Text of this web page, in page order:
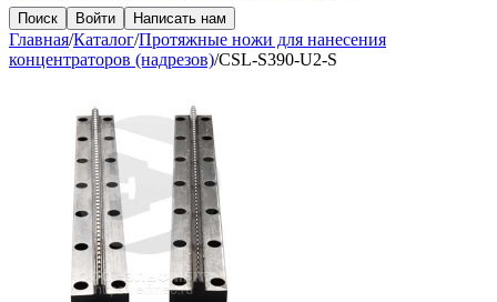
Поиск Войти Написать нам
Главная/Каталог/Протяжные ножи для нанесения
концентраторов (надрезов)/CSL-S390-U2-S